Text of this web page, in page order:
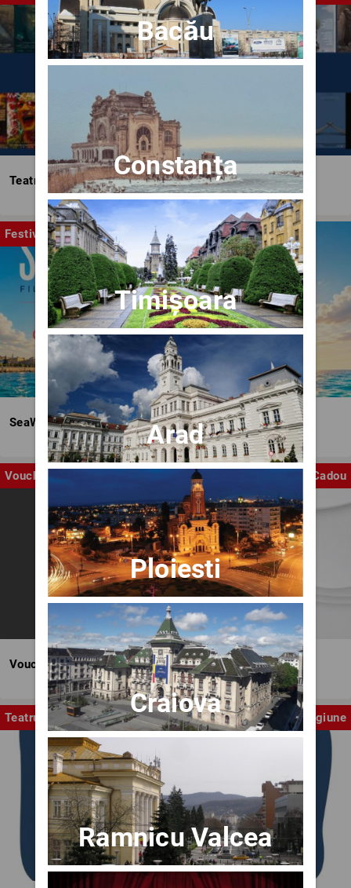
Teatrul Bulandra
Festival
SeaWave Film & Arts Festival editia IV
Voucher Cadou
Voucher BILET.ro
Teatrul Mic Stagiune
Bacău
Constanța
Timișoara
Arad
Ploiesti
Craiova
Ramnicu Valcea